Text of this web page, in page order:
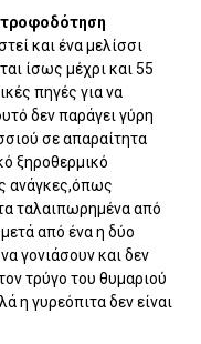
τροφοδότηση
και ένα μελίσσι
ίσως μέχρι και 55
πηγές για να
δεν παράγει γύρη
σε απαραίτητα
ξηροθερμικό
ανάγκες,όπως
ταλαιπωρημένα από
από ένα η δύο
γονιάσουν και δεν
τρύγο του θυμαριού
η γυρεόπιτα δεν είναι